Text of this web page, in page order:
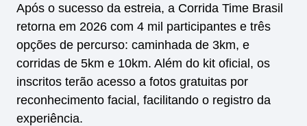
Após o sucesso da estreia, a Corrida Time Brasil
retorna em 2026 com 4 mil participantes e três
opções de percurso: caminhada de 3km, e
corridas de 5km e 10km. Além do kit oficial, os
inscritos terão acesso a fotos gratuitas por
reconhecimento facial, facilitando o registro da
experiência.